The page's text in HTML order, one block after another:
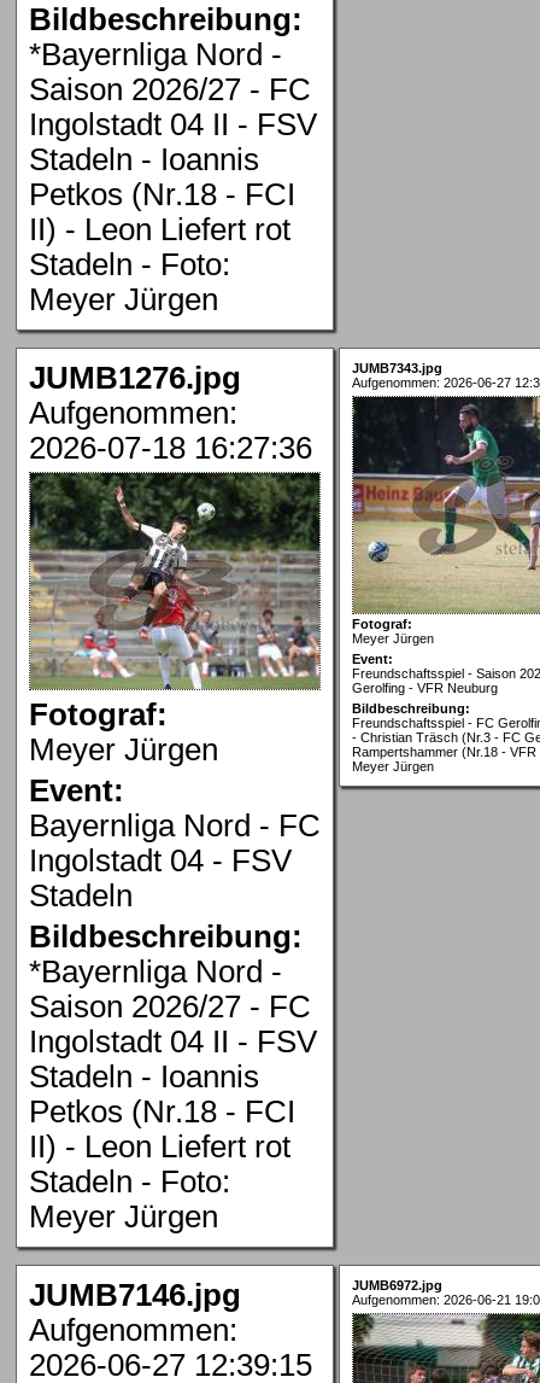
Bildbeschreibung:
*Bayernliga Nord -
Saison 2026/27 - FC
Ingolstadt 04 II - FSV
Stadeln - Ioannis
Petkos (Nr.18 - FCI
II) - Leon Liefert rot
Stadeln - Foto:
Meyer Jürgen
JUMB1276.jpg
Aufgenommen:
2026-07-18 16:27:36
Fotograf:
Meyer Jürgen
Event:
Bayernliga Nord - FC
Ingolstadt 04 - FSV
Stadeln
Bildbeschreibung:
*Bayernliga Nord -
Saison 2026/27 - FC
Ingolstadt 04 II - FSV
Stadeln - Ioannis
Petkos (Nr.18 - FCI
II) - Leon Liefert rot
Stadeln - Foto:
Meyer Jürgen
JUMB7343.jpg
Aufgenommen: 2026-06-27
Fotograf:
Meyer Jürgen
Event:
Freundschaftsspiel - Saison
Gerolfing - VFR Neuburg
Bildbeschreibung:
Freundschaftsspiel - FC
- Christian Träsch (Nr.3 - FC
Rampertshammer (Nr.18 -
Meyer Jürgen
JUMB7146.jpg
Aufgenommen:
2026-06-27 12:39:15
JUMB6972.jpg
Aufgenommen: 2026-06-21